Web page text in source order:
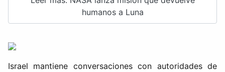
humanos a Luna
Israel mantiene conversaciones con autoridades de